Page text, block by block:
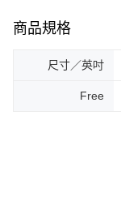
商品規格
尺寸／英吋
Free